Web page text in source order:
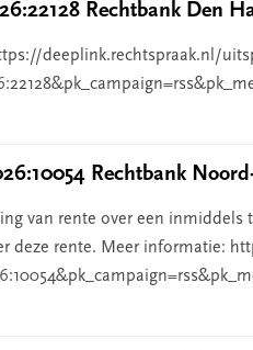
Rechtbank Den
deeplink.rechtspraak.nl/
Rechtbank
van rente over een
deze rente. Meer informatie: